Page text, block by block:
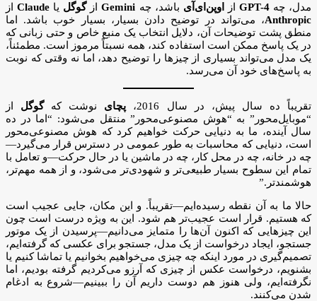
مدل، چهGPT-4 از اوپن‌ای‌آی باشد، چه Geminiازگوگل یا Claudeاز
Anthropic، می‌تواند در توضیح دادن بسیار، بسیار خوب باشد. اما
منطق پشت توضیحات آن، دلایل انتخاب یک منبع خاص و حتی زبانی که
در یک پاسخ ممکن است استفاده کند، همه نسبتاً مرموز است. مطمئناً،
یک مدل می‌تواند بسیاری از چیزها را توضیح دهد، اما نه وقتی که نوبت
به پاسخ‌های خود آن می‌رسد.
تقریباً ده سال پیش، در سال 2016، پچای نوشت کهگوگل از
“موبایل‌محور” به “هوش مصنوعی‌محور” منتقل می‌شود: “اما در ده
سال آینده، ما به دنیایی حرکت خواهیم کرد که هوش مصنوعی‌محور
است، دنیایی که محاسبات به طور عمومی در دسترس قرار می‌گیرد—
چه در خانه، چه در محل کار، چه در ماشین یا در حال حرکت—و تعامل با
تمام این سطوح بسیار طبیعی‌تر و شهودی‌تر می‌شود، و از همه مهم‌تر،
هوشمندتر.”
حالا ما به آن نقطه رسیده‌ایم—تقریباً. و این مکان، جایی عجیب است
که هستیم. قرار است عجیب‌تر هم شود. این به ویژه درست است چون
این چیزهایی که اکنون آن‌ها را متمایز می‌دانیم—پرسیدن از یک موتور
جستجو، ایجاد درخواست از یک مدل، جستجو برای عکسی که گرفته‌ایم،
تصمیم‌گیری در مورد اینکه چه چیزی می‌خواهیم بخوانیم یا تماشا کنیم یا
بشنویم، درخواست عکس از چیزی که آرزو می‌کردیم گرفته بودیم، اما
نگرفته‌ایم، ولی هنوز هم دوست داریم آن را ببینیم—شروع به ادغام
شدن می‌کنند.